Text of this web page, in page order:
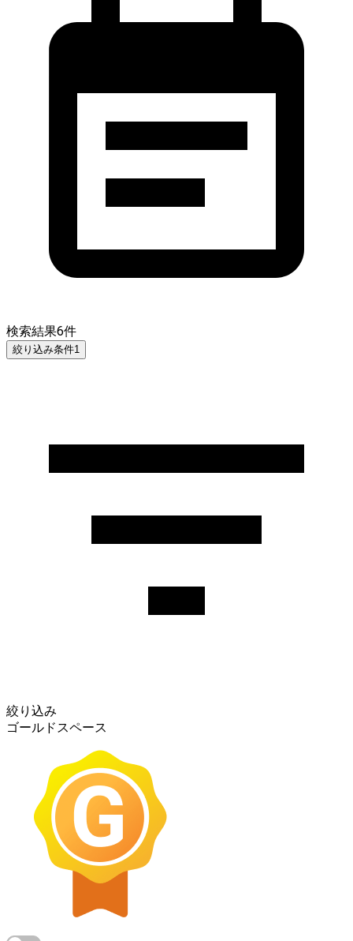
検索結果6件
絞り込み条件1
絞り込み
ゴールドスペース